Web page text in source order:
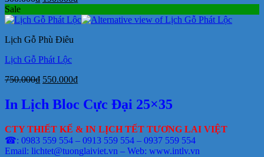
là:
tại
Sale
Lịch Gỗ Phù Điêu
Lịch Gỗ Phát Lộc
750.000₫ Giá
là:
750.000₫.
550.000₫Giá
tại
là:
In Lịch Bloc Cực Đại 25×35
CTY THIẾT KẾ & IN LỊCH TẾT TƯƠNG LAI VIỆT
☎: 0983 559 554 – 0913 559 554 – 0937 559 554
Email: lichtet@tuonglaiviet.vn – Web: www.intlv.vn